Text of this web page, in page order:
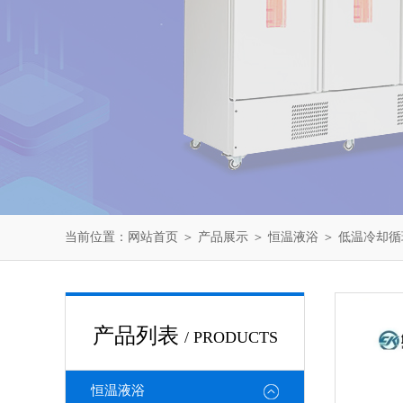
当前位置： 网站首页 ＞ 产品展示 ＞恒温液浴 ＞ 低温冷却
产品列表 / PRODUCTS
恒温液浴